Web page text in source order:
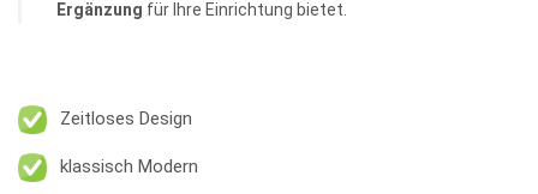
Ergänzung für Ihre Einrichtung bietet.
Zeitloses Design
klassisch Modern